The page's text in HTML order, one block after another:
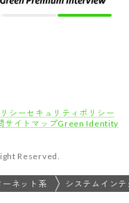
シーセキュリティポリシー
サイトマップGreen Identity
Reserved.
ネット系 システムイン